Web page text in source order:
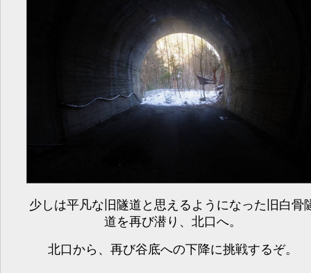
少しは平凡な旧隧道と思えるようになった旧白骨
道を再び潜り、北口へ。
北口から、再び谷底への下降に挑戦するぞ。